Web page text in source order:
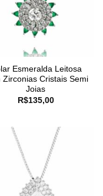
Esmeralda Leitosa
Zirconias Cristais Semi
Joias
R$135,00